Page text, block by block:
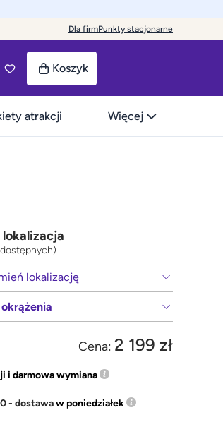
Dla firmPunkty stacjonarne
Koszyk
atrakcji Więcej
lokalizację
Cena: 2 199 zł
i darmowa wymiana
- dostawaw poniedziałek